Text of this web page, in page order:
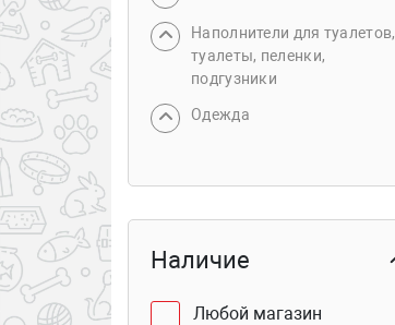
Наполнители для туалетов,
туалеты, пеленки,
подгузники
Одежда
Наличие
Любой магазин